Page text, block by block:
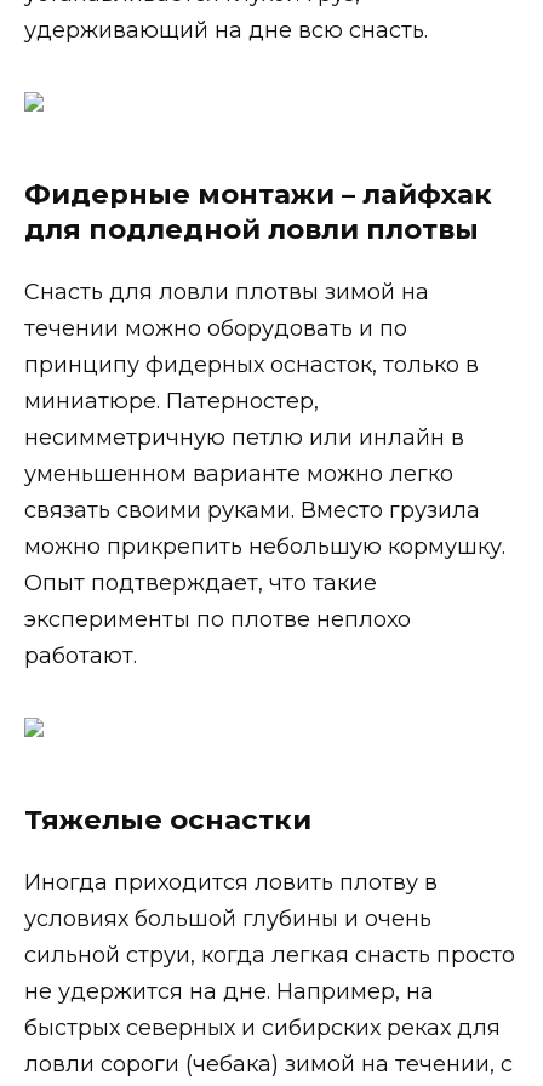
удерживающий на дне всю снасть.
Фидерные монтажи – лайфхак
для подледной ловли плотвы
Снасть для ловли плотвы зимой на
течении можно оборудовать и по
принципу фидерных оснасток, только в
миниатюре. Патерностер,
несимметричную петлю или инлайн в
уменьшенном варианте можно легко
связать своими руками. Вместо грузила
можно прикрепить небольшую кормушку.
Опыт подтверждает, что такие
эксперименты по плотве неплохо
работают.
Тяжелые оснастки
Иногда приходится ловить плотву в
условиях большой глубины и очень
сильной струи, когда легкая снасть просто
не удержится на дне. Например, на
быстрых северных и сибирских реках для
ловли сороги (чебака) зимой на течении, с